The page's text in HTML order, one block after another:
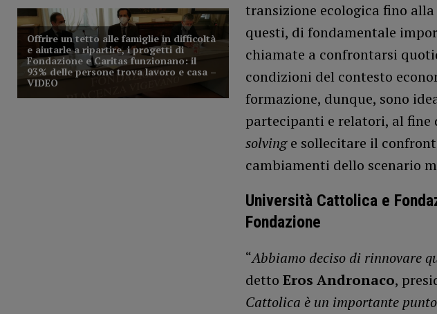
transizione ecologica fino
questi, di fondamentale
chiamate a confrontarsi
condizioni del contesto
formazione, dunque, sono
partecipanti e relatori, al fine
solvinge sollecitare il
cambiamenti dello scenario
Università Cattolica e
Fondazione
“Abbiamo deciso di rinnovare
detto Eros Andronaco,
Cattolica è un importante